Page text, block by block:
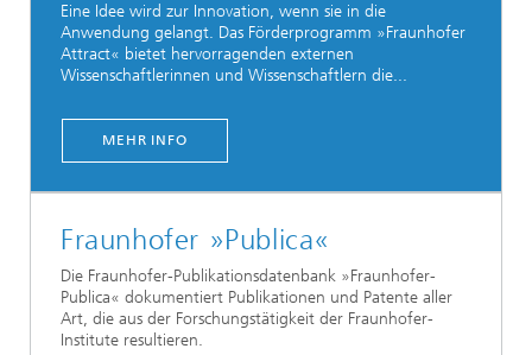
Eine Idee wird zur Innovation, wenn sie in die
Anwendung gelangt. Das Förderprogramm »Fraunhofer
Attract« bietet hervorragenden externen
Wissenschaftlerinnen und Wissenschaftlern die...
MEHR INFO
Fraunhofer »Publica«
Die Fraunhofer-Publikationsdatenbank »Fraunhofer-
Publica« dokumentiert Publikationen und Patente aller
Art, die aus der Forschungstätigkeit der Fraunhofer-
Institute resultieren.